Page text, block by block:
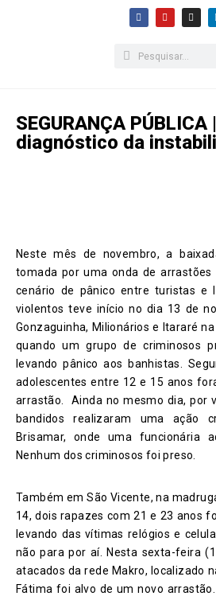
SEGURANÇA PÚBLICA
diagnóstico da
Neste mês de novembro, a
tomada por uma onda de arrastões
cenário de pânico entre turistas e
violentos teve início no dia 13 de
Gonzaguinha, Milionários e Itararé
quando um grupo de criminosos
levando pânico aos banhistas.
adolescentes entre 12 e 15 anos
arrastão. Ainda no mesmo dia, por
bandidos realizaram uma ação
Brisamar, onde uma funcionária
Nenhum dos criminosos foi preso.
Também em São Vicente, na
14, dois rapazes com 21 e 23 anos
levando das vítimas relógios e
não para por aí. Nesta sexta-feira
atacados da rede Makro, localizado
Fátima foi alvo de um novo